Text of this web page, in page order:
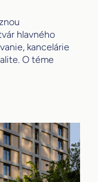
hlavného
kancelárie
O téme